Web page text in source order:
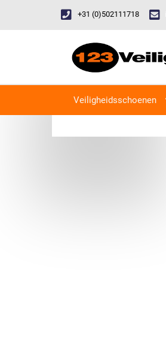
+31 (0)502111718
Veiligheidsschoenen